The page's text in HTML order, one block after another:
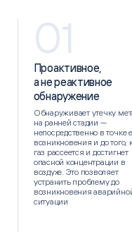
01
Проактивное,
а не реактивное
обнаружение
Обнаруживает утечку
на ранней стадии —
непосредственно в точке
возникновения и до того,
газ рассеется и достигнет
опасной концентрации в
воздухе. Это позволяет
устранить проблему до
возникновения
ситуации